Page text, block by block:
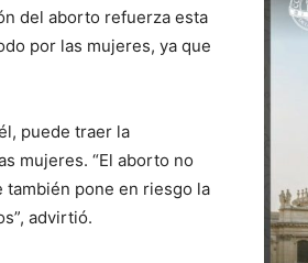
del aborto refuerza esta
por las mujeres, ya que
puede traer la
mujeres. “El aborto no
pone en riesgo la
advirtió.